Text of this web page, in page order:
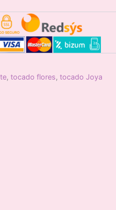
, tocado flores, tocado Joya